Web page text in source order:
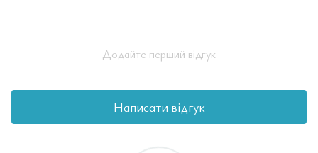
Додайте перший відгук
Написати відгук